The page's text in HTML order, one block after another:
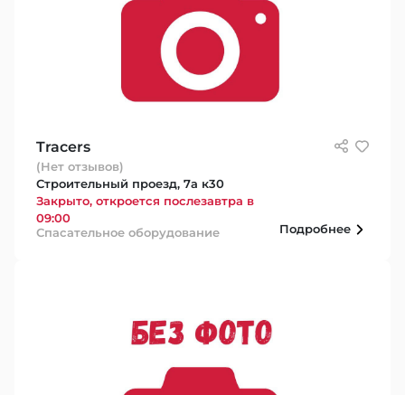
Tracers
(Нет отзывов)
Строительный проезд, 7а к30
Закрыто, откроется послезавтра в
09:00
Спасательное оборудование
Подробнее